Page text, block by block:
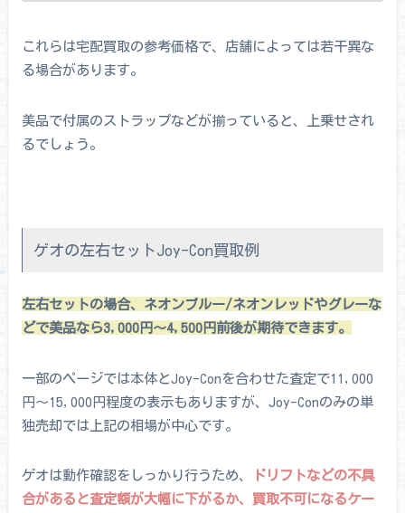
これらは宅配買取の参考価格で、店舗によっては若干異な
る場合があります。
美品で付属のストラップなどが揃っていると、上乗せされ
るでしょう。
ゲオの左右セットJoy-Con買取例
左右セットの場合、ネオンブルー/ネオンレッドやグレーな
どで美品なら3,000円〜4,500円前後が期待できます。
一部のページでは本体とJoy-Conを合わせた査定で11,000
円〜15,000円程度の表示もありますが、Joy-Conのみの単
独売却では上記の相場が中心です。
ゲオは動作確認をしっかり行うため、
ドリフトなどの不具
合があると査定額が大幅に下がるか、買取不可になるケー